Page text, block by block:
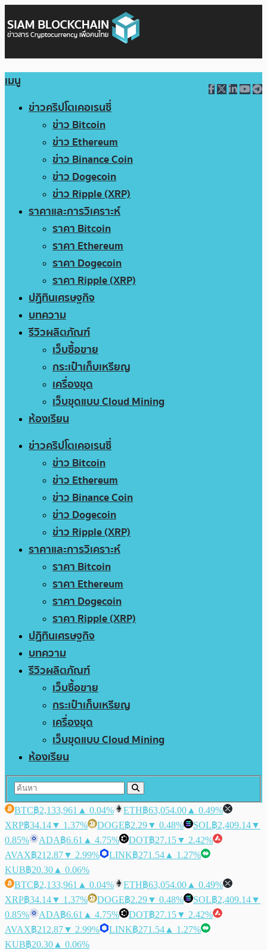
เมนู
ข่าวคริปโตเคอเรนซี่
ข่าว Bitcoin
ข่าว Ethereum
ข่าว Binance Coin
ข่าว Dogecoin
ข่าว Ripple (XRP)
ราคาและการวิเคราะห์
ราคา Bitcoin
ราคา Ethereum
ราคา Dogecoin
ราคา Ripple (XRP)
ปฏิทินเศรษฐกิจ
บทความ
รีวิวผลิตภัณฑ์
เว็บซื้อขาย
กระเป๋าเก็บเหรียญ
เครื่องขุด
เว็บขุดแบบ Cloud Mining
ห้องเรียน
ข่าวคริปโตเคอเรนซี่
ข่าว Bitcoin
ข่าว Ethereum
ข่าว Binance Coin
ข่าว Dogecoin
ข่าว Ripple (XRP)
ราคาและการวิเคราะห์
ราคา Bitcoin
ราคา Ethereum
ราคา Dogecoin
ราคา Ripple (XRP)
ปฏิทินเศรษฐกิจ
บทความ
รีวิวผลิตภัณฑ์
เว็บซื้อขาย
กระเป๋าเก็บเหรียญ
เครื่องขุด
เว็บขุดแบบ Cloud Mining
ห้องเรียน
BTC฿2,133,961 ▲ 0.04% ETH฿63,054.00 ▲ 0.49%
XRP฿34.14▼ 1.37% DOGE฿2.29▼ 0.48% SOL฿2,409.14▼
0.85%
ADA฿6.61 ▲ 4.75% DOT฿27.15▼ 2.42%
AVAX฿212.87▼ 2.99% LINK฿271.54 ▲ 1.27%
KUB฿20.30 ▲ 0.06%
BTC฿2,133,961 ▲ 0.04% ETH฿63,054.00 ▲ 0.49%
XRP฿34.14▼ 1.37% DOGE฿2.29▼ 0.48% SOL฿2,409.14▼
0.85%
ADA฿6.61 ▲ 4.75% DOT฿27.15▼ 2.42%
AVAX฿212.87▼ 2.99% LINK฿271.54 ▲ 1.27%
KUB฿20.30 ▲ 0.06%